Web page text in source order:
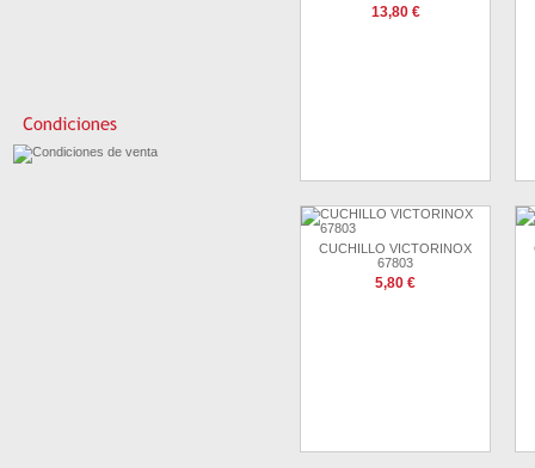
13,80 €
CUCHILLO VICTORINOX
67803
5,80 €